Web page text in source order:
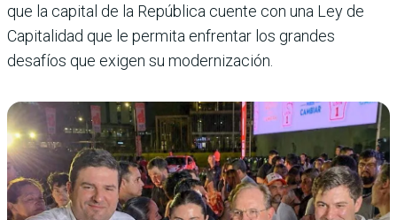
que la capital de la República cuente con una Ley de
Capitalidad que le permita enfrentar los grandes
desafíos que exigen su modernización.